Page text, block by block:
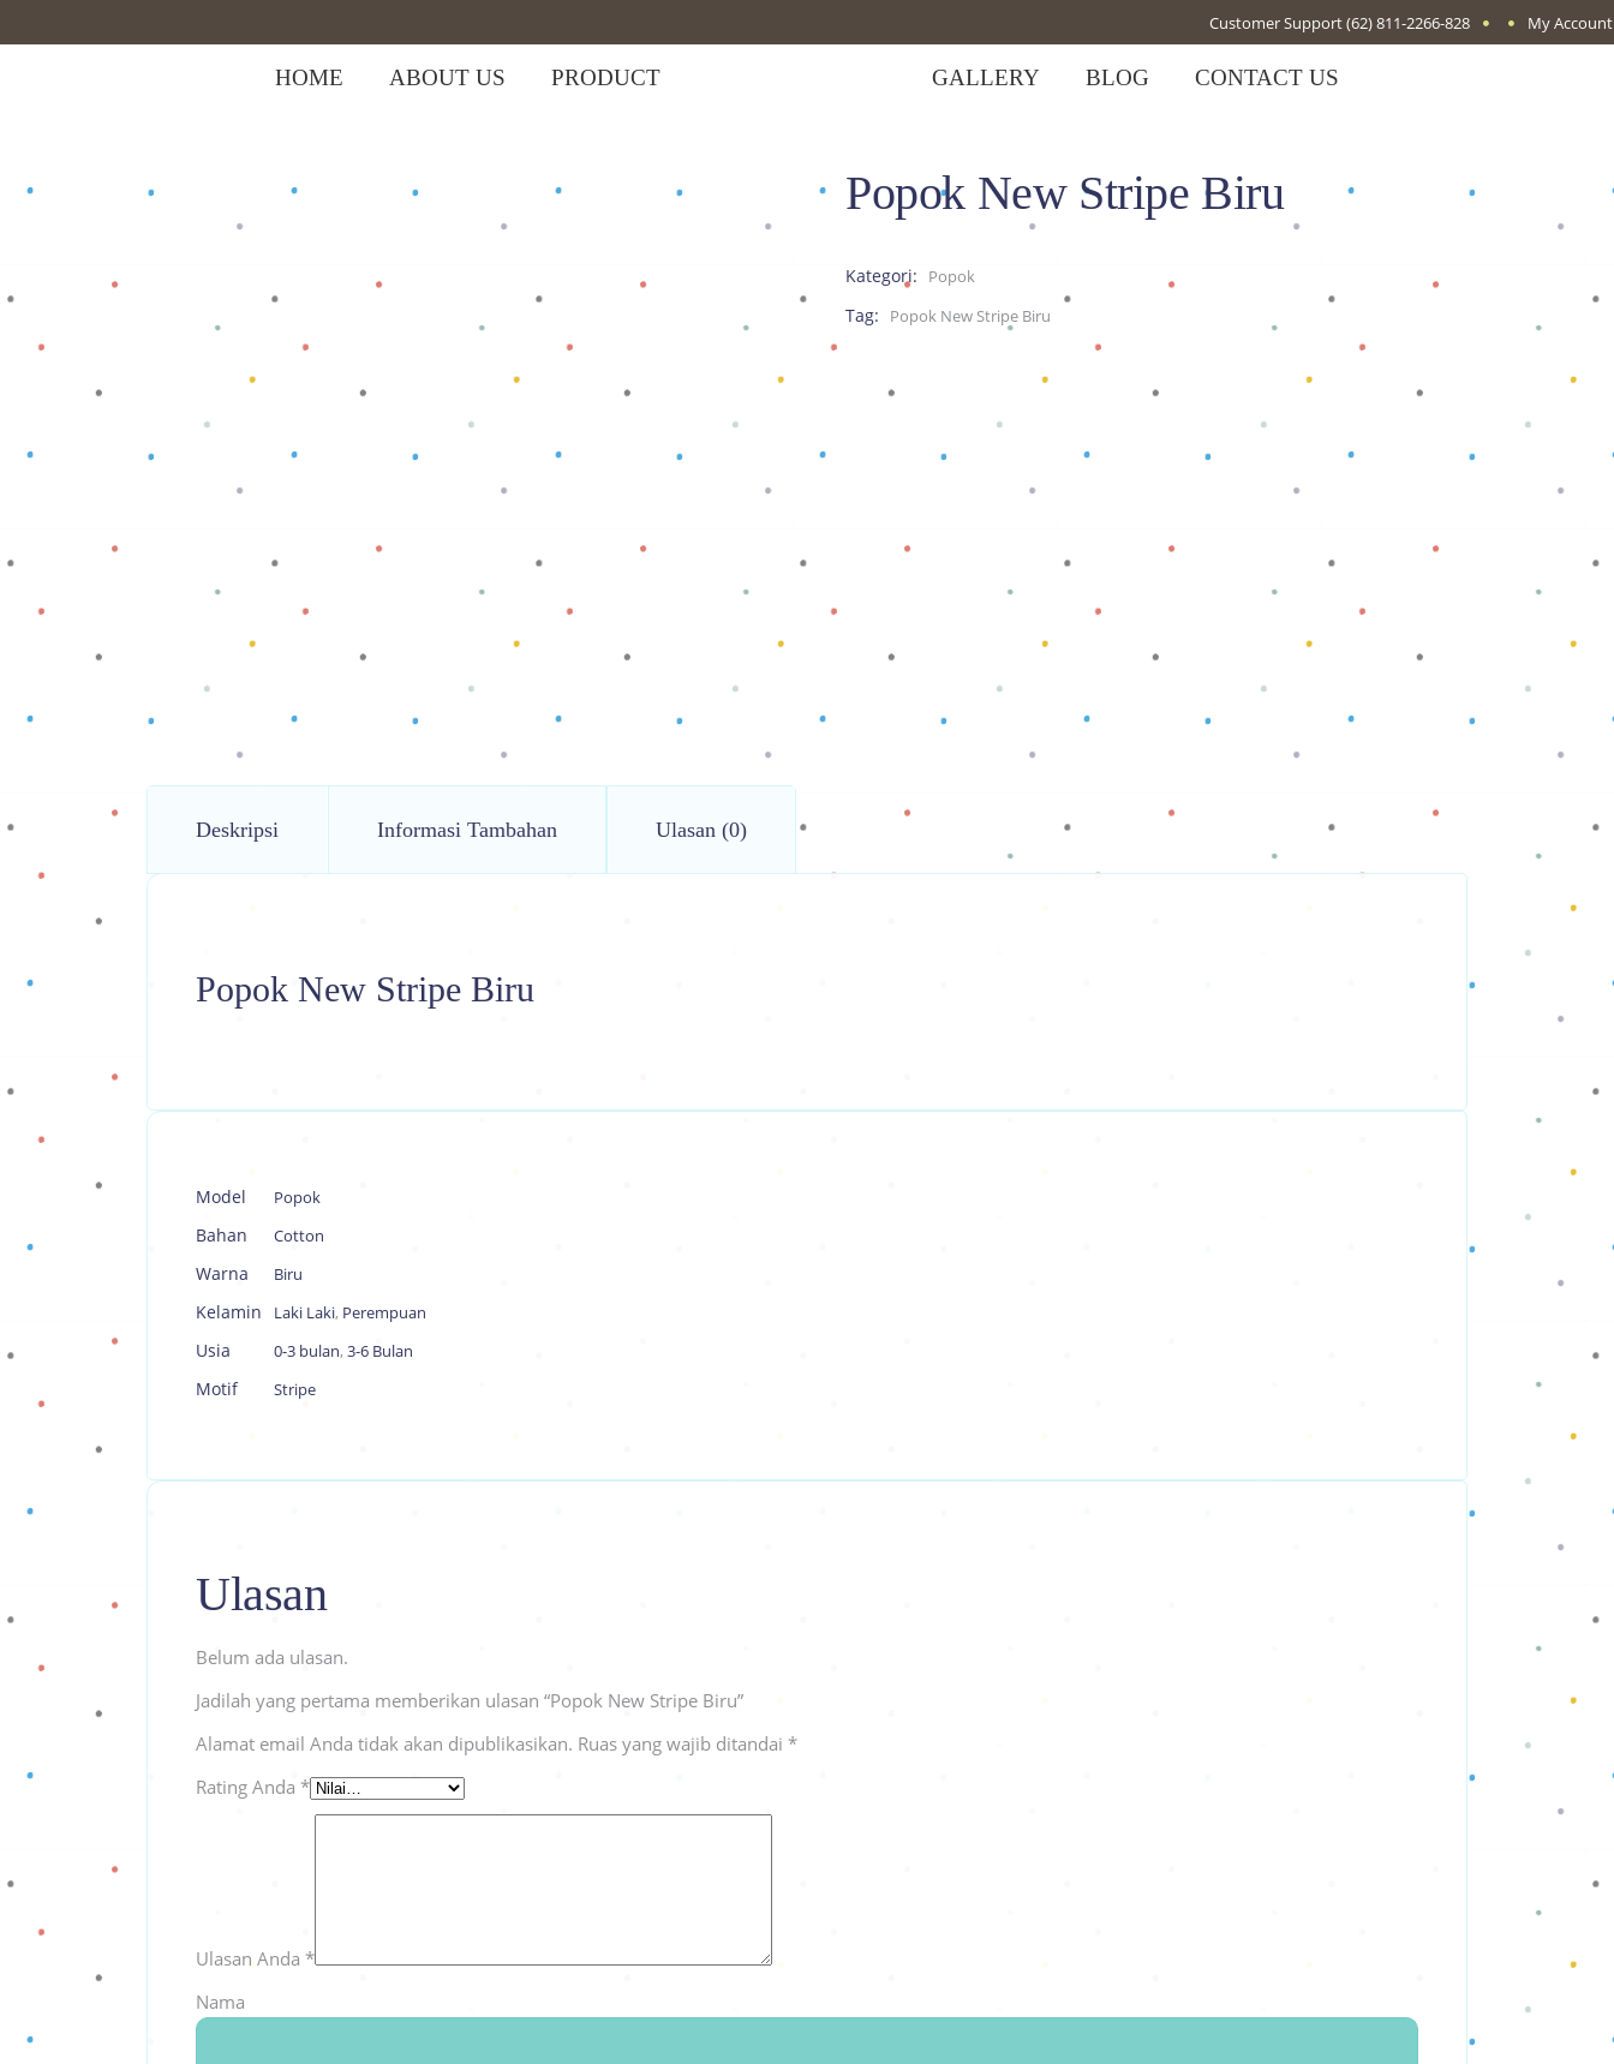
Customer Support(62) 811-2266-828 My Account
HOME ABOUT US PRODUCT GALLERY BLOG CONTACT US
Shop> Popok New Stripe Biru Popok New Stripe Biru
Kategori: Popok
Tag: Popok New Stripe Biru
Deskripsi Informasi Tambahan Ulasan (0)
Popok New Stripe Biru
Model Popok
Bahan Cotton
Warna Biru
Kelamin Laki Laki, Perempuan
Usia 0-3 bulan, 3-6 Bulan
Motif Stripe
Ulasan
Belum ada ulasan.
Jadilah yang pertama memberikan ulasan “Popok New Stripe Biru”
Alamat email Anda tidak akan dipublikasikan. Ruas yang wajib ditandai *
Rating Anda *
Ulasan Anda *
Nama